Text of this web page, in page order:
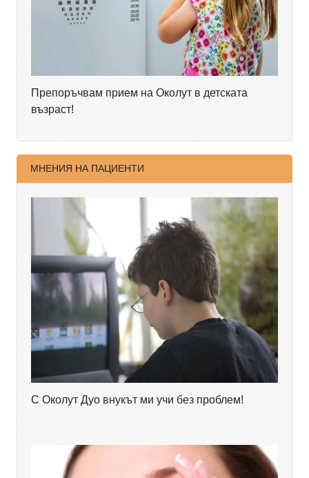
Препоръчвам прием на Околут в детската
възраст!
МНЕНИЯ НА ПАЦИЕНТИ
С Околут Дуо внукът ми учи без проблем!